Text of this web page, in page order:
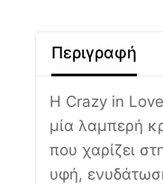
Περιγραφή
Η Crazy in Love
μία λαμπερή
που χαρίζει
υφή,